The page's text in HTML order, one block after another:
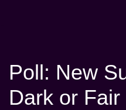
Poll: New
Dark or Fair